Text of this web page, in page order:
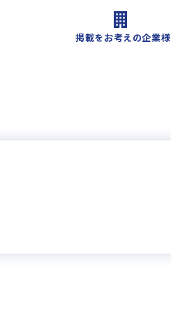
掲載をお考えの企業様